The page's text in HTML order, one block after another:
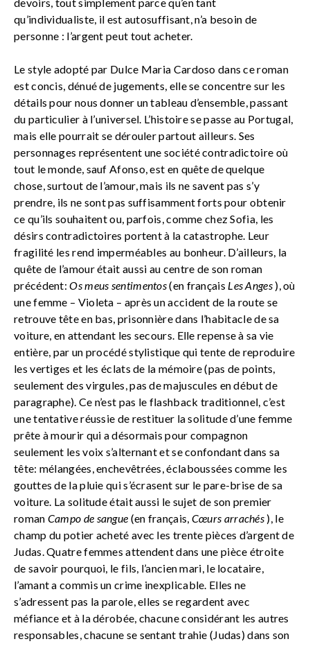
qu’individualiste, il est autosuffisant, n’a besoin de
personne : l’argent peut tout acheter.
Le style adopté par Dulce Maria Cardoso dans ce roman
est concis, dénué de jugements, elle se concentre sur les
détails pour nous donner un tableau d’ensemble, passant
du particulier à l’universel. L’histoire se passe au Portugal,
mais elle pourrait se dérouler partout ailleurs. Ses
personnages représentent une société contradictoire où
tout le monde, sauf Afonso, est en quête de quelque
chose, surtout de l’amour, mais ils ne savent pas s’y
prendre, ils ne sont pas suffisamment forts pour obtenir
ce qu’ils souhaitent ou, parfois, comme chez Sofia, les
désirs contradictoires portent à la catastrophe. Leur
fragilité les rend imperméables au bonheur. D’ailleurs, la
quête de l’amour était aussi au centre de son roman
précédent:Os meus sentimentos(en français Les Anges ), où
une femme – Violeta – après un accident de la route se
retrouve tête en bas, prisonnière dans l’habitacle de sa
voiture, en attendant les secours. Elle repense à sa vie
entière, par un procédé stylistique qui tente de reproduire
les vertiges et les éclats de la mémoire (pas de points,
seulement des virgules, pas de majuscules en début de
paragraphe). Ce n’est pas le flashback traditionnel, c’est
une tentative réussie de restituer la solitude d’une femme
prête à mourir qui a désormais pour compagnon
seulement les voix s’alternant et se confondant dans sa
tête: mélangées, enchevêtrées, éclaboussées comme les
gouttes de la pluie qui s’écrasent sur le pare-brise de sa
voiture. La solitude était aussi le sujet de son premier
roman Campo de sangue (en français, Cœurs arrachés ), le
champ du potier acheté avec les trente pièces d’argent de
Judas. Quatre femmes attendent dans une pièce étroite
de savoir pourquoi, le fils, l’ancien mari, le locataire,
l’amant a commis un crime inexplicable. Elles ne
s’adressent pas la parole, elles se regardent avec
méfiance et à la dérobée, chacune considérant les autres
responsables, chacune se sentant trahie (Judas) dans son